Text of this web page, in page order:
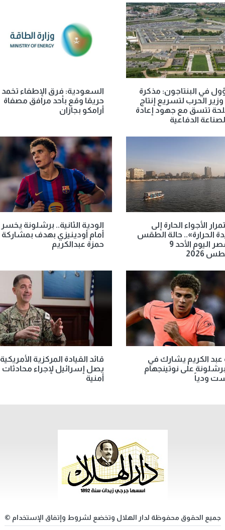
في البنتاجون: مذكرة
الحرب لتسريع إنتاج
تتسق مع جهود إعادة
الدفاعية
السعودية: فرق الإطفاء تخمد
حريقا وقع بأحد مرافق مصفاة
أرامكو بجازان
الأجواء الحارة إلى
الحرارة».. حالة الطقس
في مصر اليوم الأحد 9
2026
الودية الثانية.. برشلونة يخسر
أمام أودينيزي بهدف بمشاركة
حمزة عبدالكريم
عبد الكريم يشارك في
على نوتينجهام
ودياً
قائد القيادة المركزية الأمريكية
يصل إسرائيل لإجراء محادثات
أمنية
جميع الحقوق محفوظة لدار الهلال وتخضع لشروط وإتفاق الإستخدام ©